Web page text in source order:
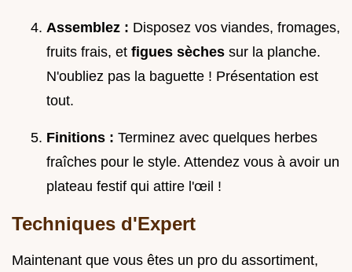
Assemblez : Disposez vos viandes, fromages,
fruits frais, et figues sèches sur la planche.
N'oubliez pas la baguette ! Présentation est
tout.
Finitions : Terminez avec quelques herbes
fraîches pour le style. Attendez vous à avoir un
plateau festif qui attire l'œil !
Techniques d'Expert
Maintenant que vous êtes un pro du assortiment,